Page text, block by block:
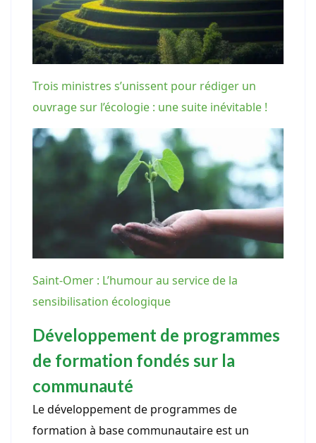
Trois ministres s’unissent pour rédiger un
ouvrage sur l’écologie : une suite inévitable !
Saint-Omer : L’humour au service de la
sensibilisation écologique
Développement de programmes
de formation fondés sur la
communauté
Le développement de programmes de
formation à base communautaire est un